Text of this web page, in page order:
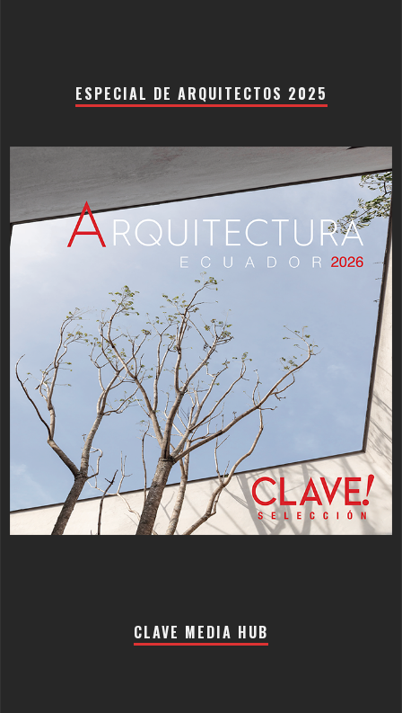
ESPECIAL DE ARQUITECTOS 2025
CLAVE MEDIA HUB